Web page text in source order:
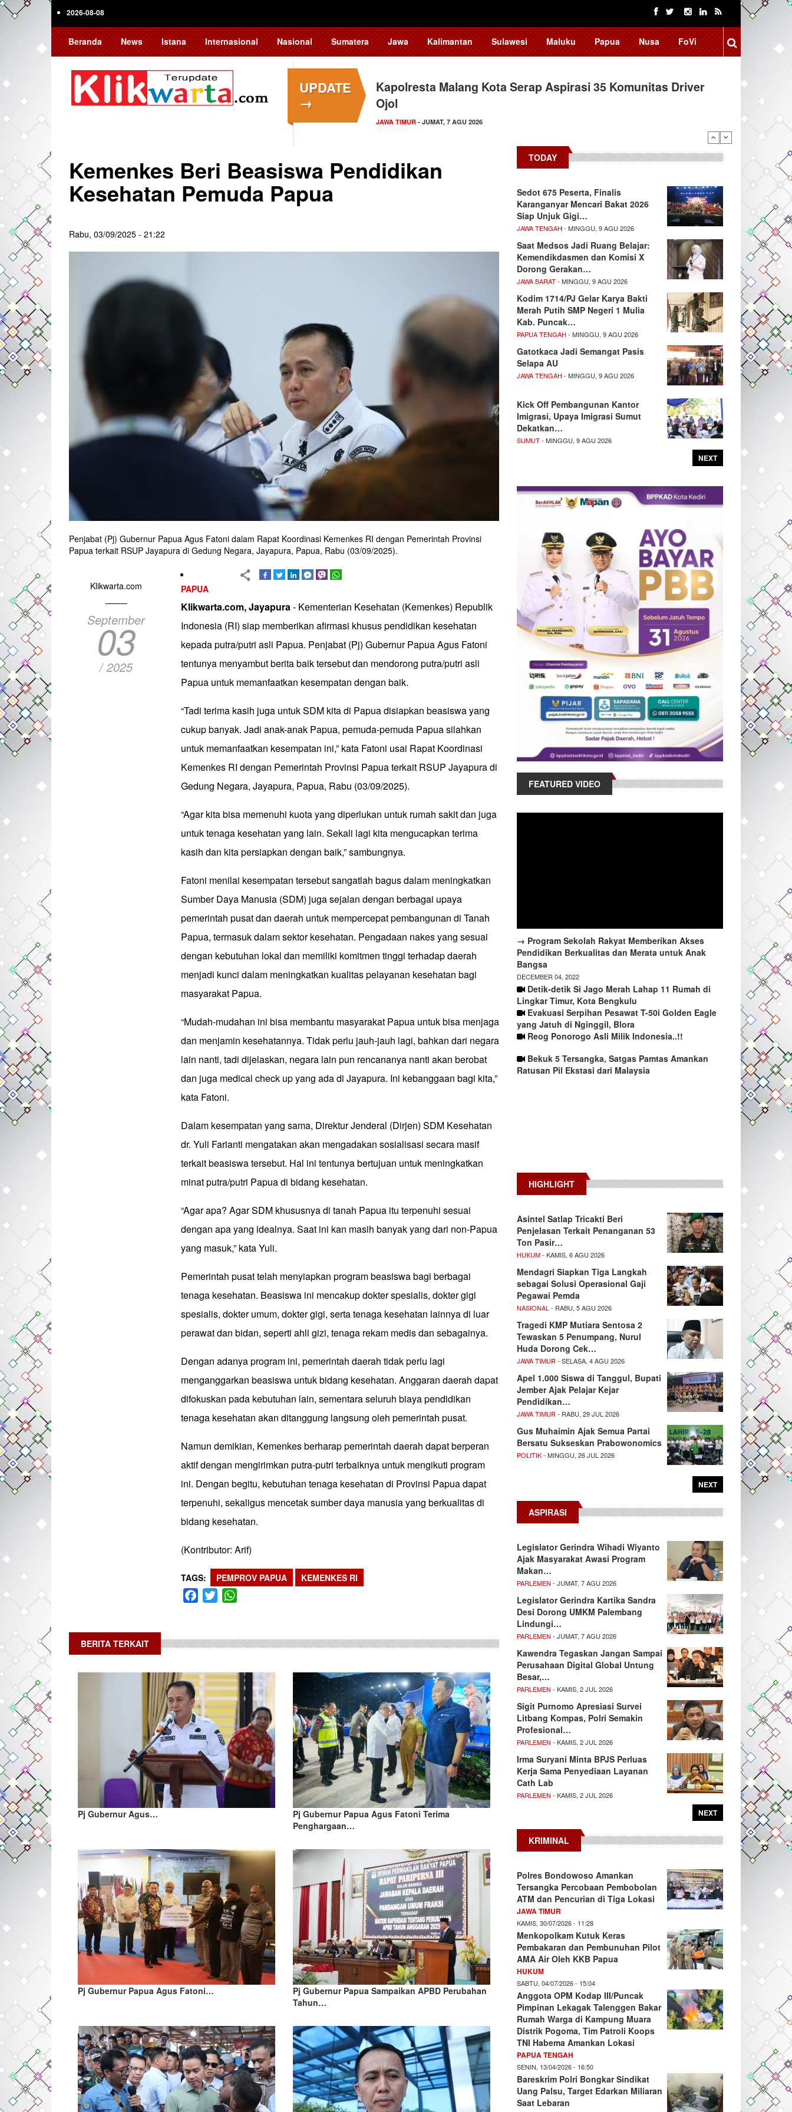
Skip
2026-08-08
Beranda News Istana Internasional Nasional Sumatera Jawa Kalimantan Sulawesi Maluku Papua Nusa FoVi
UPDATE
→
Kapolresta Malang Kota Serap Aspirasi 35 Komunitas Driver
Ojol
JAWA TIMUR - JUMAT, 7 AGU 2026
Kemenkes Beri Beasiswa Pendidikan
Kesehatan Pemuda Papua
Rabu, 03/09/2025 - 21:22
Penjabat (Pj) Gubernur Papua Agus Fatoni dalam Rapat Koordinasi Kemenkes RI dengan Pemerintah Provinsi
Papua terkait RSUP Jayapura di Gedung Negara, Jayapura, Papua, Rabu (03/09/2025).
Klikwarta.com
September
03
/ 2025
PAPUA
Klikwarta.com, Jayapura- Kementerian Kesehatan (Kemenkes) Republik
Indonesia (RI) siap memberikan afirmasi khusus pendidikan kesehatan
kepada putra/putri asli Papua. Penjabat (Pj) Gubernur Papua Agus Fatoni
tentunya menyambut berita baik tersebut dan mendorong putra/putri asli
Papua untuk memanfaatkan kesempatan dengan baik.
“Tadi terima kasih juga untuk SDM kita di Papua disiapkan beasiswa yang
cukup banyak. Jadi anak-anak Papua, pemuda-pemuda Papua silahkan
untuk memanfaatkan kesempatan ini,” kata Fatoni usai Rapat Koordinasi
Kemenkes RI dengan Pemerintah Provinsi Papua terkait RSUP Jayapura di
Gedung Negara, Jayapura, Papua, Rabu (03/09/2025).
“Agar kita bisa memenuhi kuota yang diperlukan untuk rumah sakit dan juga
untuk tenaga kesehatan yang lain. Sekali lagi kita mengucapkan terima
kasih dan kita persiapkan dengan baik,” sambungnya.
Fatoni menilai kesempatan tersebut sangatlah bagus dalam meningkatkan
Sumber Daya Manusia (SDM) juga sejalan dengan berbagai upaya
pemerintah pusat dan daerah untuk mempercepat pembangunan di Tanah
Papua, termasuk dalam sektor kesehatan. Pengadaan nakes yang sesuai
dengan kebutuhan lokal dan memiliki komitmen tinggi terhadap daerah
menjadi kunci dalam meningkatkan kualitas pelayanan kesehatan bagi
masyarakat Papua.
“Mudah-mudahan ini bisa membantu masyarakat Papua untuk bisa menjaga
dan menjamin kesehatannya. Tidak perlu jauh-jauh lagi, bahkan dari negara
lain nanti, tadi dijelaskan, negara lain pun rencananya nanti akan berobat
dan juga medical check up yang ada di Jayapura. Ini kebanggaan bagi kita,”
kata Fatoni.
Dalam kesempatan yang sama, Direktur Jenderal (Dirjen) SDM Kesehatan
dr. Yuli Farianti mengatakan akan mengadakan sosialisasi secara masif
terkait beasiswa tersebut. Hal ini tentunya bertujuan untuk meningkatkan
minat putra/putri Papua di bidang kesehatan.
“Agar apa? Agar SDM khususnya di tanah Papua itu terpenuhi sesuai
dengan apa yang idealnya. Saat ini kan masih banyak yang dari non-Papua
yang masuk,” kata Yuli.
Pemerintah pusat telah menyiapkan program beasiswa bagi berbagai
tenaga kesehatan. Beasiswa ini mencakup dokter spesialis, dokter gigi
spesialis, dokter umum, dokter gigi, serta tenaga kesehatan lainnya di luar
perawat dan bidan, seperti ahli gizi, tenaga rekam medis dan sebagainya.
Dengan adanya program ini, pemerintah daerah tidak perlu lagi
menganggarkan beasiswa untuk bidang kesehatan. Anggaran daerah dapat
difokuskan pada kebutuhan lain, sementara seluruh biaya pendidikan
tenaga kesehatan akan ditanggung langsung oleh pemerintah pusat.
Namun demikian, Kemenkes berharap pemerintah daerah dapat berperan
aktif dengan mengirimkan putra-putri terbaiknya untuk mengikuti program
ini. Dengan begitu, kebutuhan tenaga kesehatan di Provinsi Papua dapat
terpenuhi, sekaligus mencetak sumber daya manusia yang berkualitas di
bidang kesehatan.
(Kontributor: Arif)
TAGS PEMPROV PAPUA KEMENKES RI
Facebook
Twitter
BERITA TERKAIT
Pj Gubernur Agus…
Pj Gubernur Papua Agus Fatoni Terima
Penghargaan…
Pj Gubernur Papua Agus Fatoni…
Pj Gubernur Papua Sampaikan APBD Perubahan
Tahun…
TODAY
Sedot 675 Peserta, Finalis
Karanganyar Mencari Bakat 2026
Siap Unjuk Gigi…
JAWA TENGAH - MINGGU, 9 AGU 2026
Saat Medsos Jadi Ruang Belajar:
Kemendikdasmen dan Komisi X
Dorong Gerakan…
JAWA BARAT- MINGGU, 9 AGU 2026
Kodim 1714/PJ Gelar Karya Bakti
Merah Putih SMP Negeri 1 Mulia
Kab. Puncak…
PAPUA TENGAH - MINGGU, 9 AGU 2026
Gatotkaca Jadi Semangat Pasis
Selapa AU
JAWA TENGAH - MINGGU, 9 AGU 2026
Kick Off Pembangunan Kantor
Imigrasi, Upaya Imigrasi Sumut
Dekatkan…
SUMUT- MINGGU, 9 AGU 2026
NEXT
FEATURED VIDEO
→ Program Sekolah Rakyat Memberikan Akses
Pendidikan Berkualitas dan Merata untuk Anak
Bangsa
DECEMBER 04, 2022
Detik-detik Si Jago Merah Lahap 11 Rumah di
Lingkar Timur, Kota Bengkulu
Evakuasi Serpihan Pesawat T-50i Golden Eagle
yang Jatuh di Nginggil, Blora
Reog Ponorogo Asli Milik Indonesia..!!
Bekuk 5 Tersangka, Satgas Pamtas Amankan
Ratusan Pil Ekstasi dari Malaysia
HIGHLIGHT
Asintel Satlap Tricakti Beri
Penjelasan Terkait Penanganan 53
Ton Pasir…
HUKUM- KAMIS, 6 AGU 2026
Mendagri Siapkan Tiga Langkah
sebagai Solusi Operasional Gaji
Pegawai Pemda
NASIONAL - RABU, 5 AGU 2026
Tragedi KMP Mutiara Sentosa 2
Tewaskan 5 Penumpang, Nurul
Huda Dorong Cek…
JAWA TIMUR - SELASA, 4 AGU 2026
Apel 1.000 Siswa di Tanggul, Bupati
Jember Ajak Pelajar Kejar
Pendidikan…
JAWA TIMUR - RABU, 29 JUL 2026
Gus Muhaimin Ajak Semua Partai
Bersatu Sukseskan Prabowonomics
POLITIK- MINGGU, 26 JUL 2026
NEXT
ASPIRASI
Legislator Gerindra Wihadi Wiyanto
Ajak Masyarakat Awasi Program
Makan…
PARLEMEN - JUMAT, 7 AGU 2026
Legislator Gerindra Kartika Sandra
Desi Dorong UMKM Palembang
Lindungi…
PARLEMEN - JUMAT, 7 AGU 2026
Kawendra Tegaskan Jangan Sampai
Perusahaan Digital Global Untung
Besar,…
PARLEMEN - KAMIS, 2 JUL 2026
Sigit Purnomo Apresiasi Survei
Litbang Kompas, Polri Semakin
Profesional…
PARLEMEN - KAMIS, 2 JUL 2026
Irma Suryani Minta BPJS Perluas
Kerja Sama Penyediaan Layanan
Cath Lab
PARLEMEN - KAMIS, 2 JUL 2026
NEXT
KRIMINAL
Polres Bondowoso Amankan
Tersangka Percobaan Pembobolan
ATM dan Pencurian di Tiga Lokasi
JAWA TIMUR
KAMIS, 30/07/2026 - 11:28
Menkopolkam Kutuk Keras
Pembakaran dan Pembunuhan Pilot
AMA Air Oleh KKB Papua
HUKUM
SABTU, 04/07/2026 - 15:04
Anggota OPM Kodap III/Puncak
Pimpinan Lekagak Talenggen Bakar
Rumah Warga di Kampung Muara
Distrik Pogoma, Tim Patroli Koops
TNI Habema Amankan Lokasi
PAPUA TENGAH
SENIN, 13/04/2026 - 16:50
Bareskrim Polri Bongkar Sindikat
Uang Palsu, Target Edarkan Miliaran
Saat Lebaran